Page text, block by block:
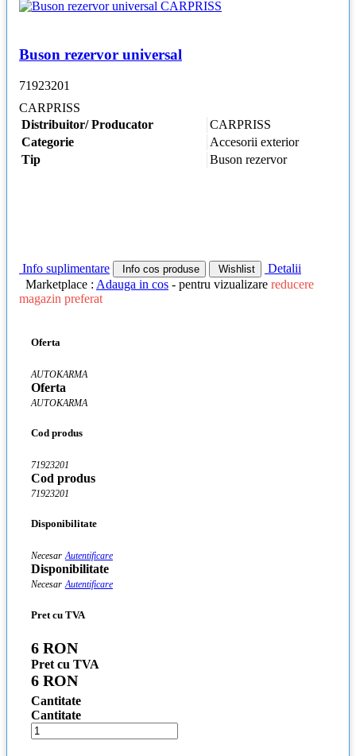
Buson rezervor universal
71923201
CARPRISS
Distribuitor/ Producator
CARPRISS
Categorie
Accesorii exterior
Tip
Buson rezervor
Info suplimentare Info cos produse Wishlist
Detalii
Marketplace : Adauga in cos - pentru vizualizare reducere
magazin preferat
Oferta
AUTOKARMA
Oferta
AUTOKARMA
Cod produs
71923201
Cod produs
71923201
Disponibilitate
Necesar Autentificare
Disponibilitate
Necesar Autentificare
Pret cu TVA
6 RON
Pret cu TVA
6 RON
Cantitate
Cantitate